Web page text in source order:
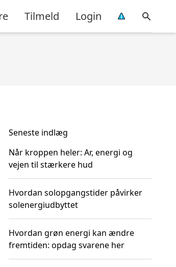
Tilmeld Login
Seneste indlæg
Når kroppen heler: Ar, energi og
vejen til stærkere hud
Hvordan solopgangstider påvirker
solenergiudbyttet
Hvordan grøn energi kan ændre
fremtiden: opdag svarene her